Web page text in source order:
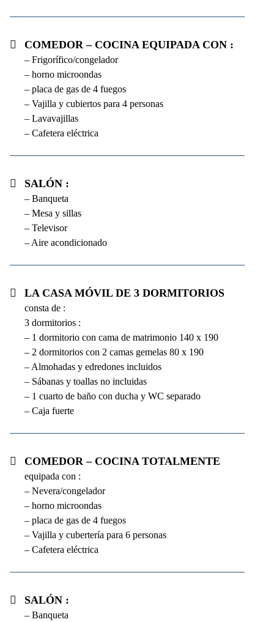
Comedor – cocina equipada con :
– Frigorífico/congelador
– horno microondas
– placa de gas de 4 fuegos
– Vajilla y cubiertos para 4 personas
– Lavavajillas
– Cafetera eléctrica
Salón :
– Banqueta
– Mesa y sillas
– Televisor
– Aire acondicionado
La casa móvil de 3 dormitorios
consta de :
3 dormitorios :
– 1 dormitorio con cama de matrimonio 140 x 190
– 2 dormitorios con 2 camas gemelas 80 x 190
– Almohadas y edredones incluidos
– Sábanas y toallas no incluidas
– 1 cuarto de baño con ducha y WC separado
– Caja fuerte
Comedor – cocina totalmente
equipada con :
– Nevera/congelador
– horno microondas
– placa de gas de 4 fuegos
– Vajilla y cubertería para 6 personas
– Cafetera eléctrica
Salón :
– Banqueta